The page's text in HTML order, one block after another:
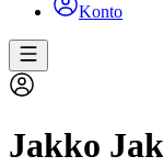
Konto
Jakko